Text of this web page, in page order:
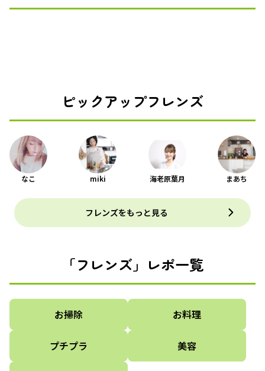
ピックアップフレンズ
なこ miki 海老原葉月 まあち
フレンズをもっと見る
「フレンズ」レポ一覧
お掃除 お料理
プチプラ 美容